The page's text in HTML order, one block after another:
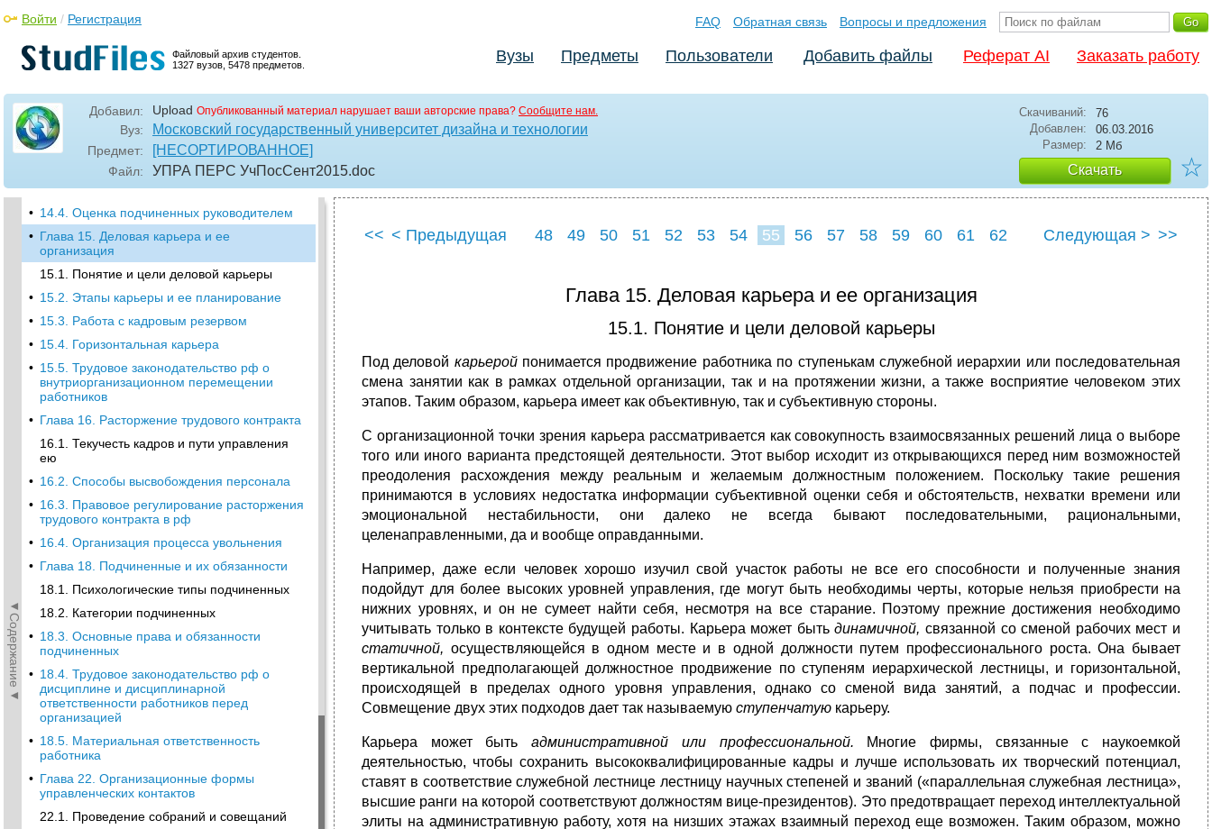
Файловый архив студентов.
1327 вузов, 5478 предметов.
Войти / Регистрация FAQ Обратная связь Вопросы и предложения
Вузы Предметы Пользователи Добавить файлы Реферат AI Заказать работу
Добавил: Upload Опубликованный материал нарушает ваши авторские права? Сообщите нам.
Вуз: Московский государственный университет дизайна и технологии
Предмет: [НЕСОРТИРОВАННОЕ]
Файл: УПРА ПЕРС УчПосСент2015.doc
Скачиваний:
76
Добавлен:
06.03.2016
Размер:
2 Мб
Скачать ☆
◄Содержание◄
персонала
• 13.4. Повышение профессионального
мастерства менеджеров
• Глава 14. Аттестация персонала
14.1. Понятие аттестации
• 14.2. Объекты и показатели аттестационной
• 14.3. Организация процесса аттестации
• 14.4. Оценка подчиненных руководителем
• Глава 15. Деловая карьера и ее
организация
15.1. Понятие и цели деловой карьеры
• 15.2. Этапы карьеры и ее планирование
• 15.3. Работа с кадровым резервом
• 15.4. Горизонтальная карьера
• 15.5. Трудовое законодательство рф о
внутриорганизационном перемещении
работников
• Глава 16. Расторжение трудового контракта
16.1. Текучесть кадров и пути управления
ею
• 16.2. Способы высвобождения персонала
• 16.3. Правовое регулирование расторжения
трудового контракта в рф
• 16.4. Организация процесса увольнения
• Глава 18. Подчиненные и их обязанности
18.1. Психологические типы подчиненных
18.2. Категории подчиненных
• 18.3. Основные права и обязанности
подчиненных
• 18.4. Трудовое законодательство рф о
дисциплине и дисциплинарной
ответственности работников перед
организацией
• 18.5. Материальная ответственность
работника
• Глава 22. Организационные формы
управленческих контактов
22.1. Проведение собраний и совещаний
<< < Предыдущая 48 49 50 51 52 53 54 55 56 57 58 59 60 61
62
Следующая > >>
Глава 15. Деловая карьера и ее организация
15.1. Понятие и цели деловой карьеры
Под деловой карьерой понимается продвижение работника по ступенькам служебной иерархии или последовательная
смена занятии как в рамках отдельной организации, так и на протяжении жизни, а также восприятие человеком этих
этапов. Таким образом, карьера имеет как объективную, так и субъективную стороны.
С организационной точки зрения карьера рассматривается как совокупность взаимосвязанных решений лица о выборе
того или иного варианта предстоящей деятельности. Этот выбор исходит из открывающихся перед ним возможностей
преодоления расхождения между реальным и желаемым должностным положением. Поскольку такие решения
принимаются в условиях недостатка информации субъективной оценки себя и обстоятельств, нехватки времени или
эмоциональной нестабильности, они далеко не всегда бывают последовательными, рациональными,
целенаправленными, да и вообще оправданными.
Например, даже если человек хорошо изучил свой участок работы не все его способности и полученные знания
подойдут для более высоких уровней управления, где могут быть необходимы черты, которые нельзя приобрести на
нижних уровнях, и он не сумеет найти себя, несмотря на все старание. Поэтому прежние достижения необходимо
учитывать только в контексте будущей работы. Карьера может бытьдинамичной,связанной со сменой рабочих мест и
статичной, осуществляющейся в одном месте и в одной должности путем профессионального роста. Она бывает
вертикальной предполагающей должностное продвижение по ступеням иерархической лестницы, и горизонтальной,
происходящей в пределах одного уровня управления, однако со сменой вида занятий, а подчас и профессии.
Совмещение двух этих подходов дает так называемую ступенчатую карьеру.
Карьера может бытьадминистративной или профессиональной.
Многие фирмы, связанные с наукоемкой
деятельностью, чтобы сохранить высококвалифицированные кадры и лучше использовать их творческий потенциал,
ставят в соответствие служебной лестнице лестницу научных степеней и званий («параллельная служебная лестница»,
высшие ранги на которой соответствуют должностям вице-президентов). Это предотвращает переход интеллектуальной
элиты на административную работу, хотя на низших этажах взаим­ный переход еще возможен. Таким образом, можно